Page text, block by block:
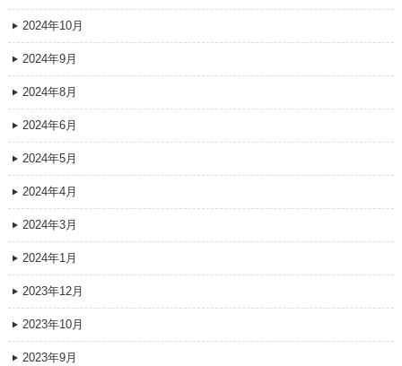
2024年10月
2024年9月
2024年8月
2024年6月
2024年5月
2024年4月
2024年3月
2024年1月
2023年12月
2023年10月
2023年9月